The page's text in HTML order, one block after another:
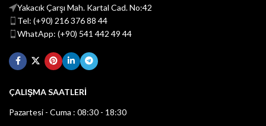
Yakacık Çarşı Mah. Kartal Cad. No:42
Tel: (+90) 216 376 88 44
WhatApp: (+90) 541 442 49 44
ÇALIŞMA SAATLERİ
Pazartesi - Cuma : 08:30 - 18:30